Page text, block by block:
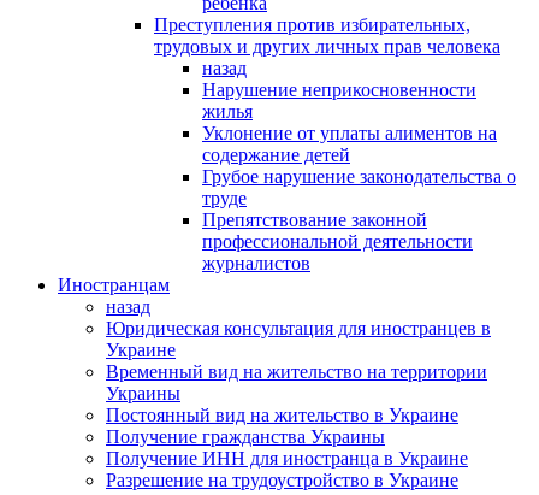
Преступления против избирательных,
трудовых и других личных прав человека
назад
Нарушение неприкосновенности
жилья
Уклонение от уплаты алиментов на
содержание детей
Грубое нарушение законодательства о
труде
Препятствование законной
профессиональной деятельности
журналистов
Иностранцам
назад
Юридическая консультация для иностранцев в
Украине
Временный вид на жительство на территории
Украины
Постоянный вид на жительство в Украине
Получение гражданства Украины
Получение ИНН для иностранца в Украине
Разрешение на трудоустройство в Украине